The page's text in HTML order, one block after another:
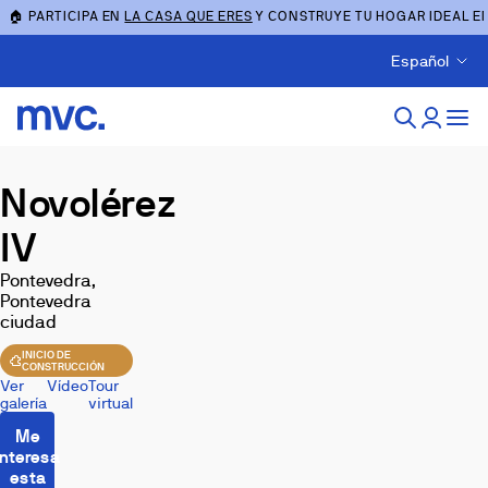
🏠 PARTICIPA ENLA CASA QUE ERES Y CONSTRUYE TU HOGAR IDEAL
Español
Novolérez
IV
Pontevedra,
Pontevedra
ciudad
INICIO DE
CONSTRUCCIÓN
Ver
galería
VídeoTour
virtual
Me
esta